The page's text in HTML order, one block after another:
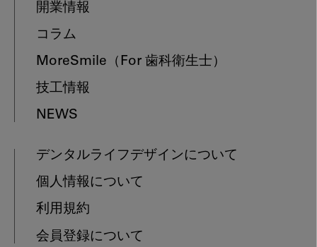
開業情報
コラム
MoreSmile （For 歯科衛生士）
技工情報
NEWS
デンタルライフデザインについて
個人情報について
利用規約
会員登録について